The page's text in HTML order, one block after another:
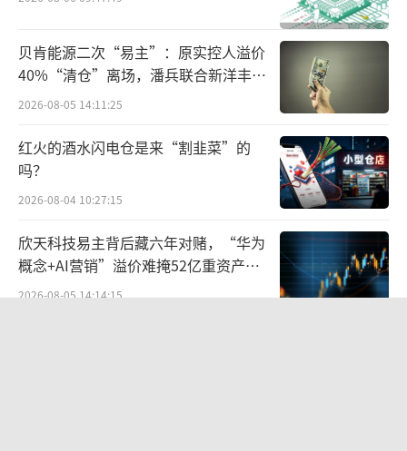
含有或者未使用的物质，食品标识不得标
注“不添加”“零添加”“不含有”或类似字
样加以强调。
知名战略定位专家、福建华策品牌定位咨
询创始人詹军豪表示，从竞争态势来看，调味
品市场日趋饱和，各大品牌之间的竞争加剧。
在“添加剂”风波后，千禾味业等主打“零添
加”酱油的企业一度受到市场追捧。然而，随
着市场竞争加剧和消费者需求变化，其业绩增
速逐渐放缓。这可能与竞品策略调整、产品质
贝肯能源二次“易主”：原实控人溢价
40%“清仓”离场，潘兵联合新洋丰、
宏科百世拟入主
2026-08-05 14:11:25
红火的酒水闪电仓是来“割韭菜”的
吗？
2026-08-04 10:27:15
欣天科技易主背后藏六年对赌，“华为
概念+AI营销”溢价难掩52亿重资产考
验
2026-08-05 14:14:15